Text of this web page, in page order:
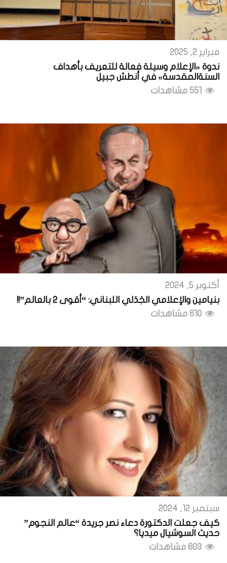
فبراير 2, 2025
ندوة «الإعلام وسيلة فعالة للتعريف بأهداف
السنةالمقدسة» في أنطش جبيل
أكتوبر 5, 2024
بنيامين والإعلامي الجَدَلي اللبناني: “أقوى 2 بالعالم”!!
سبتمبر 12, 2024
كيف جعلت الدكتورة دعاء نصر جريدة “عالم النجوم”
حديث السوشيال ميديا؟